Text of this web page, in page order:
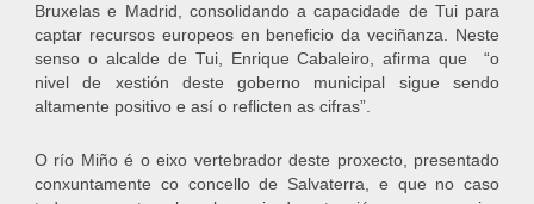
Bruxelas e Madrid, consolidando a capacidade de Tui para
captar recursos europeos en beneficio da veciñanza. Neste
senso o alcalde de Tui, Enrique Cabaleiro, afirma que “o
nivel de xestión deste goberno municipal sigue sendo
altamente positivo e así o reflicten as cifras”.
O río Miño é o eixo vertebrador deste proxecto, presentado
conxuntamente co concello de Salvaterra, e que no caso